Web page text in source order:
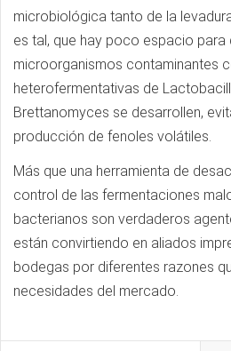
microbiológica tanto de la
es tal, que hay poco espacio para
microorganismos contaminantes
heterofermentativas de
Brettanomyces se desarrollen,
producción de fenoles volátiles.
Más que una herramienta de
control de las fermentaciones
bacterianos son verdaderos
están convirtiendo en aliados
bodegas por diferentes razones
necesidades del mercado.